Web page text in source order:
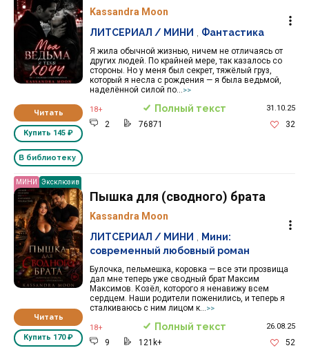
Читать
Купить 145 ₽
В библиотеку
Kassandra Moon
Я жила обычной жизнью, ничем не отличаясь от
других людей. По крайней мере, так казалось со
стороны. Но у меня был секрет, тяжёлый груз,
который я несла с рождения — я была ведьмой,
наделённой силой по...
>>
ЛИТСЕРИАЛ / МИНИ Фантастика
18+ Полный текст 31.10.25
2 76871 32
МИНИ Эксклюзив
Читать
Купить 170 ₽
Пышка для (сводного) брата
Kassandra Moon
Булочка, пельмешка, коровка — все эти прозвища
дал мне теперь уже сводный брат Максим
Максимов. Козёл, которого я ненавижу всем
сердцем. Наши родители поженились, и теперь я
сталкиваюсь с ним лицом к...
>>
ЛИТСЕРИАЛ / МИНИ
Мини:
современный любовный роман
18+ Полный текст 26.08.25
9 121k+ 52